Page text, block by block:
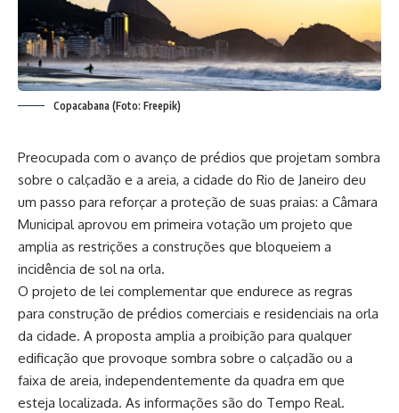
Copacabana (Foto: Freepik)
Preocupada com o avanço de prédios que projetam sombra
sobre o calçadão e a areia, a cidade do Rio de Janeiro deu
um passo para reforçar a proteção de suas praias: a Câmara
Municipal aprovou em primeira votação um projeto que
amplia as restrições a construções que bloqueiem a
incidência de sol na orla.
O projeto de lei complementar que endurece as regras
para construção de prédios comerciais e residenciais na orla
da cidade. A proposta amplia a proibição para qualquer
edificação que provoque sombra sobre o calçadão ou a
faixa de areia, independentemente da quadra em que
esteja localizada. As informações são do Tempo Real.